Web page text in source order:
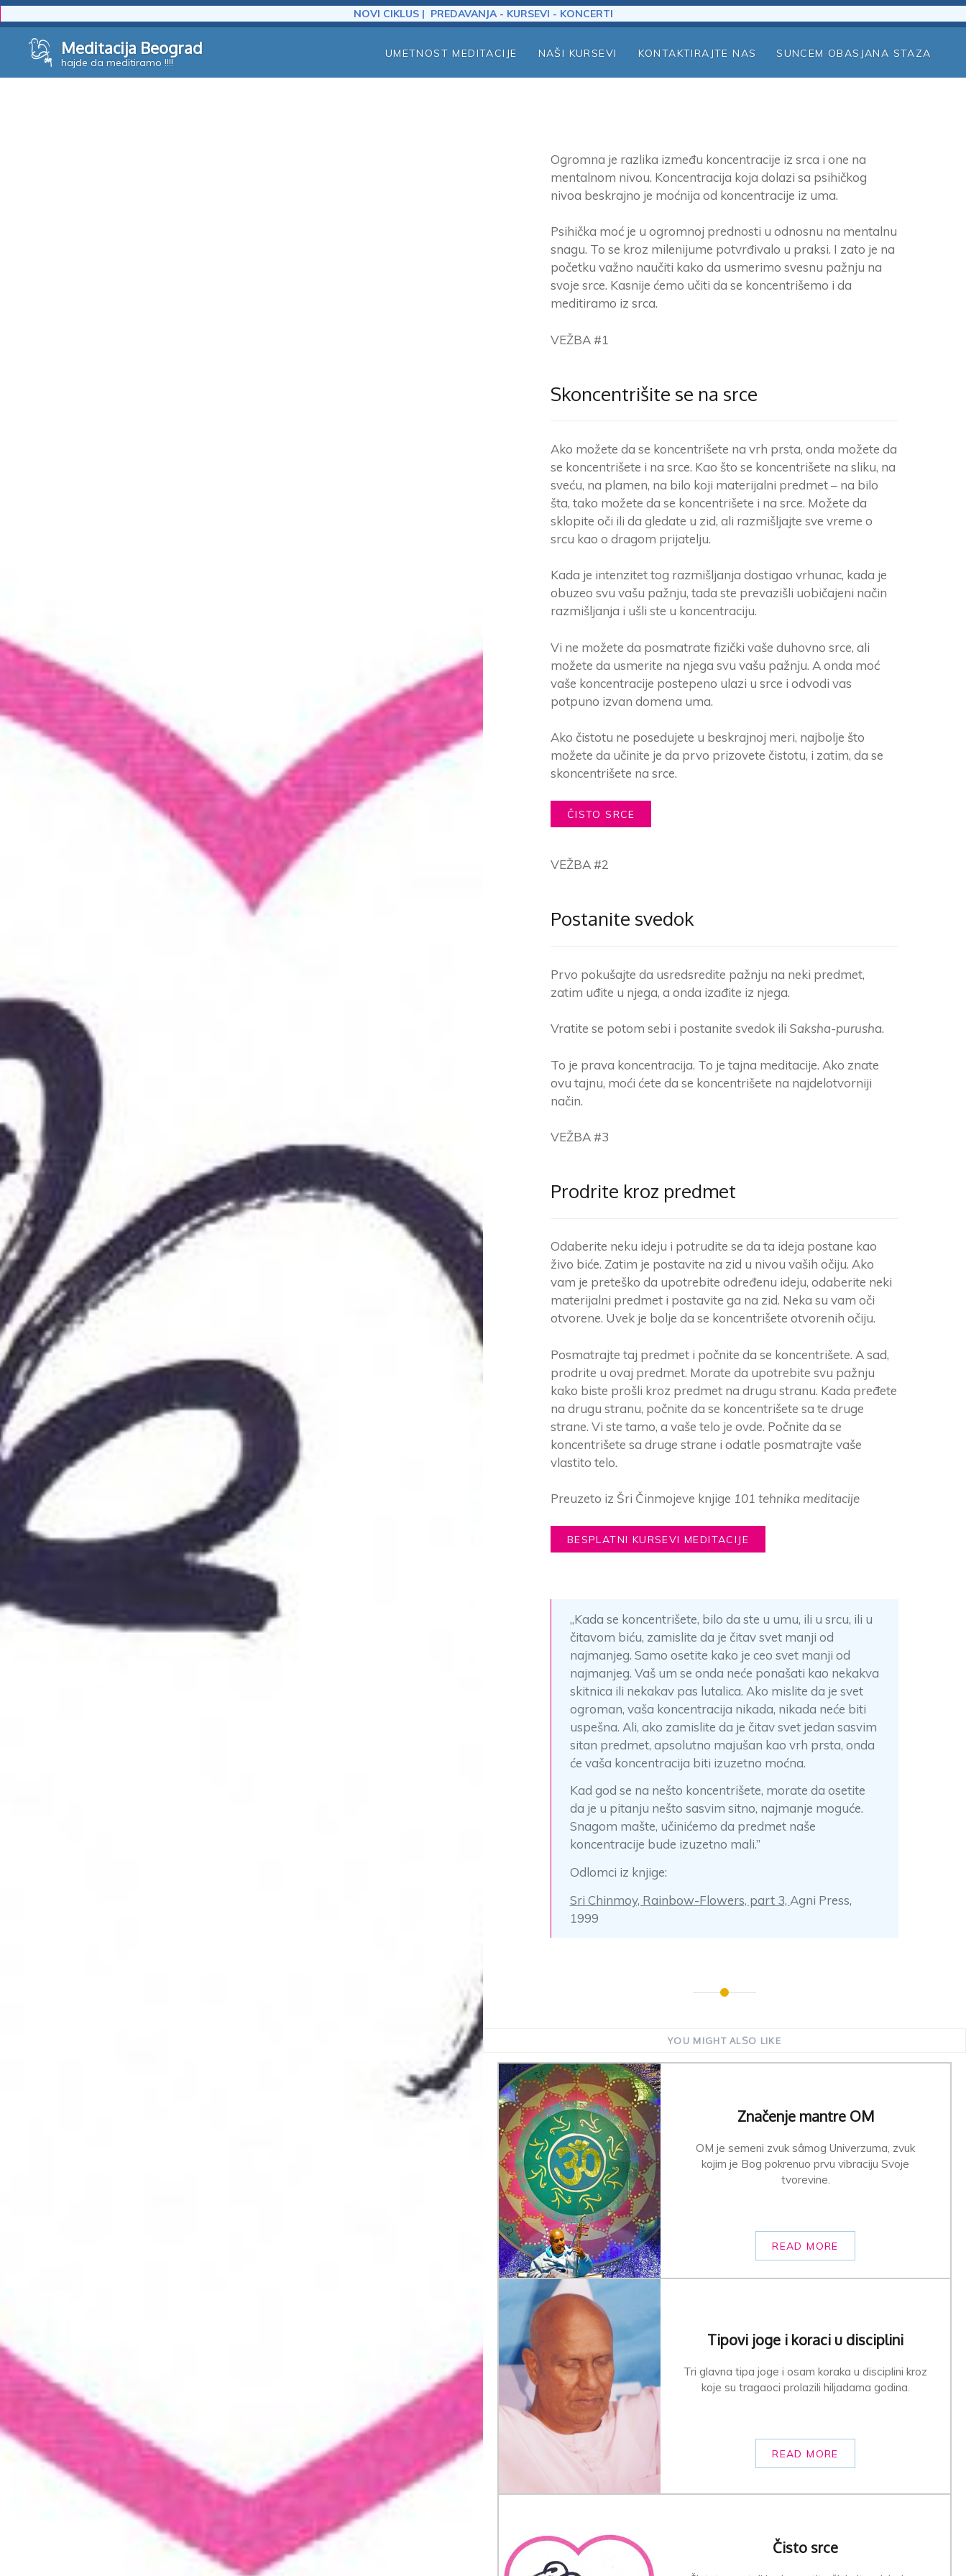
NOVI CIKLUS | PREDAVANJA - KURSEVI - KONCERTI
content
Meditacija Beograd
hajde da meditiramo !!!!
UMETNOST MEDITACIJE NAŠI KURSEVI KONTAKTIRAJTE NAS SUNCEM OBASJANA STAZA
Ogromna je razlika između koncentracije iz srca i one na
mentalnom nivou. Koncentracija koja dolazi sa psihičkog
nivoa beskrajno je moćnija od koncentracije iz uma.
Psihička moć je u ogromnoj prednosti u odnosnu na mentalnu
snagu. To se kroz milenijume potvrđivalo u praksi. I zato je na
početku važno naučiti kako da usmerimo svesnu pažnju na
svoje srce. Kasnije ćemo učiti da se koncentrišemo i da
meditiramo iz srca.
VEŽBA #1
Skoncentrišite se na srce
Ako možete da se koncentrišete na vrh prsta, onda možete da
se koncentrišete i na srce. Kao što se koncentrišete na sliku, na
sveću, na plamen, na bilo koji materijalni predmet – na bilo
šta, tako možete da se koncentrišete i na srce. Možete da
sklopite oči ili da gledate u zid, ali razmišljajte sve vreme o
srcu kao o dragom prijatelju.
Kada je intenzitet tog razmišljanja dostigao vrhunac, kada je
obuzeo svu vašu pažnju, tada ste prevazišli uobičajeni način
razmišljanja i ušli ste u koncentraciju.
Vi ne možete da posmatrate fizički vaše duhovno srce, ali
možete da usmerite na njega svu vašu pažnju. A onda moć
vaše koncentracije postepeno ulazi u srce i odvodi vas
potpuno izvan domena uma.
Ako čistotu ne posedujete u beskrajnoj meri, najbolje što
možete da učinite je da prvo prizovete čistotu, i zatim, da se
skoncentrišete na srce.
ČISTO SRCE
VEŽBA #2
Postanite svedok
Prvo pokušajte da usredsredite pažnju na neki predmet,
zatim uđite u njega, a onda izađite iz njega.
Vratite se potom sebi i postanite svedok iliSaksha-purusha.
To je prava koncentracija. To je tajna meditacije. Ako znate
ovu tajnu, moći ćete da se koncentrišete na najdelotvorniji
način.
VEŽBA #3
Prodrite kroz predmet
Odaberite neku ideju i potrudite se da ta ideja postane kao
živo biće. Zatim je postavite na zid u nivou vaših očiju. Ako
vam je preteško da upotrebite određenu ideju, odaberite neki
materijalni predmet i postavite ga na zid. Neka su vam oči
otvorene. Uvek je bolje da se koncentrišete otvorenih očiju.
Posmatrajte taj predmet i počnite da se koncentrišete. A sad,
prodrite u ovaj predmet. Morate da upotrebite svu pažnju
kako biste prošli kroz predmet na drugu stranu. Kada pređete
na drugu stranu, počnite da se koncentrišete sa te druge
strane. Vi ste tamo, a vaše telo je ovde. Počnite da se
koncentrišete sa druge strane i odatle posmatrajte vaše
vlastito telo.
Preuzeto iz Šri Činmojeve knjige 101 tehnika meditacije
BESPLATNI KURSEVI MEDITACIJE
„Kada se koncentrišete, bilo da ste u umu, ili u srcu, ili u
čitavom biću, zamislite da je čitav svet manji od
najmanjeg. Samo osetite kako je ceo svet manji od
najmanjeg. Vaš um se onda neće ponašati kao nekakva
skitnica ili nekakav pas lutalica. Ako mislite da je svet
ogroman, vaša koncentracija nikada, nikada neće biti
uspešna. Ali, ako zamislite da je čitav svet jedan sasvim
sitan predmet, apsolutno majušan kao vrh prsta, onda
će vaša koncentracija biti izuzetno moćna.
Kad god se na nešto koncentrišete, morate da osetite
da je u pitanju nešto sasvim sitno, najmanje moguće.
Snagom mašte, učinićemo da predmet naše
koncentracije bude izuzetno mali.”
Odlomci iz knjige:
Sri Chinmoy, Rainbow-Flowers, part 3, Agni Press,
1999
YOU MIGHT ALSO LIKE
Značenje mantre OM
OM je semeni zvuk sâmog Univerzuma, zvuk
kojim je Bog pokrenuo prvu vibraciju Svoje
tvorevine.
READ MORE
Tipovi joge i koraci u disciplini
Tri glavna tipa joge i osam koraka u disciplini kroz
koje su tragaoci prolazili hiljadama godina.
READ MORE
Čisto srce